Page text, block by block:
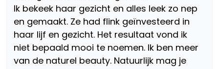
Ik bekeek haar gezicht en alles leek zo nep
en gemaakt. Ze had flink geïnvesteerd in
haar lijf en gezicht. Het resultaat vond ik
niet bepaald mooi te noemen. Ik ben meer
van de naturel beauty. Natuurlijk mag je